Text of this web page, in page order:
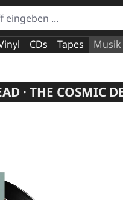
CDs Tapes Musik
· THE COSMIC